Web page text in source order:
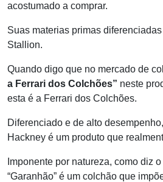
acostumado a comprar.
Suas materias primas
Stallion.
Quando digo que no mercado de
a Ferrari dos Colchões” neste
esta é a Ferrari dos Colchões.
Diferenciado e de alto
Hackney é um produto que
Imponente por natureza, como diz
“Garanhão” é um colchão que